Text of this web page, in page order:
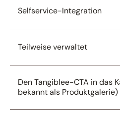
Selfservice-Integration
Teilweise verwaltet
Den Tangiblee-CTA in das
bekannt als